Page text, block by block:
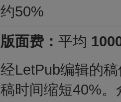
约50%
版面费： 平均
经LetPub编辑的
稿时间缩短40%